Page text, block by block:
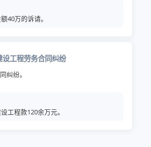
40万的诉请。
设工程劳务合同纠纷
纠纷。
工程款120余万元。